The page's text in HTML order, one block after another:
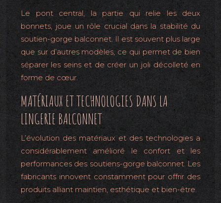
Le pont central, la partie qui relie les deux
bonnets, joue un rôle crucial dans la stabilité du
soutien-gorge balconnet. Il est souvent plus large
que sur d’autres modèles, ce qui permet de bien
séparer les seins et de créer un joli décolleté en
forme de cœur.
MATÉRIAUX ET TECHNOLOGIES DANS LA
LINGERIE BALCONNET
L’évolution des matériaux et des technologies a
considérablement amélioré le confort et les
performances des soutiens-gorge balconnet. Les
fabricants innovent constamment pour offrir des
produits alliant maintien, esthétique et bien-être.